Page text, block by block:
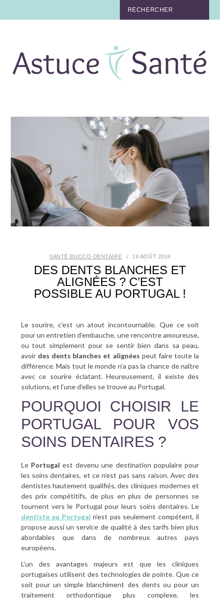
TABAC
MÉDECINE
MÉDECINE DOUCE
BIEN-ÊTRE
SEXUALITÉSANTÉ BUCCO-DENTAIRE 19 AOÛT 2024
DES DENTS BLANCHES ET
ALIGNÉES ? C’EST
POSSIBLE AU PORTUGAL !
Le sourire, c’est un atout incontournable. Que ce soit
pour un entretien d’embauche, une rencontre amoureuse,
ou tout simplement pour se sentir bien dans sa peau,
avoir des dents blanches et alignées peut faire toute la
différence. Mais tout le monde n’a pas la chance de naître
avec ce sourire éclatant. Heureusement, il existe des
solutions, et l’une d’elles se trouve au Portugal.
POURQUOI CHOISIR LE
PORTUGAL POUR VOS
SOINS DENTAIRES ?
Le Portugal est devenu une destination populaire pour
les soins dentaires, et ce n’est pas sans raison. Avec des
dentistes hautement qualifiés, des cliniques modernes et
des prix compétitifs, de plus en plus de personnes se
tournent vers le Portugal pour leurs soins dentaires. Le
dentiste au Portugal n’est pas seulement compétent, il
propose aussi un service de qualité à des tarifs bien plus
abordables que dans de nombreux autres pays
européens.
L’un des avantages majeurs est que les cliniques
portugaises utilisent des technologies de pointe. Que ce
soit pour un simple blanchiment des dents ou pour un
traitement orthodontique plus complexe, les